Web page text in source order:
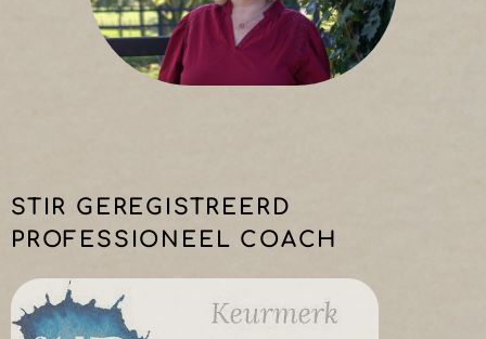
STIR GEREGISTREERD
PROFESSIONEEL COACH